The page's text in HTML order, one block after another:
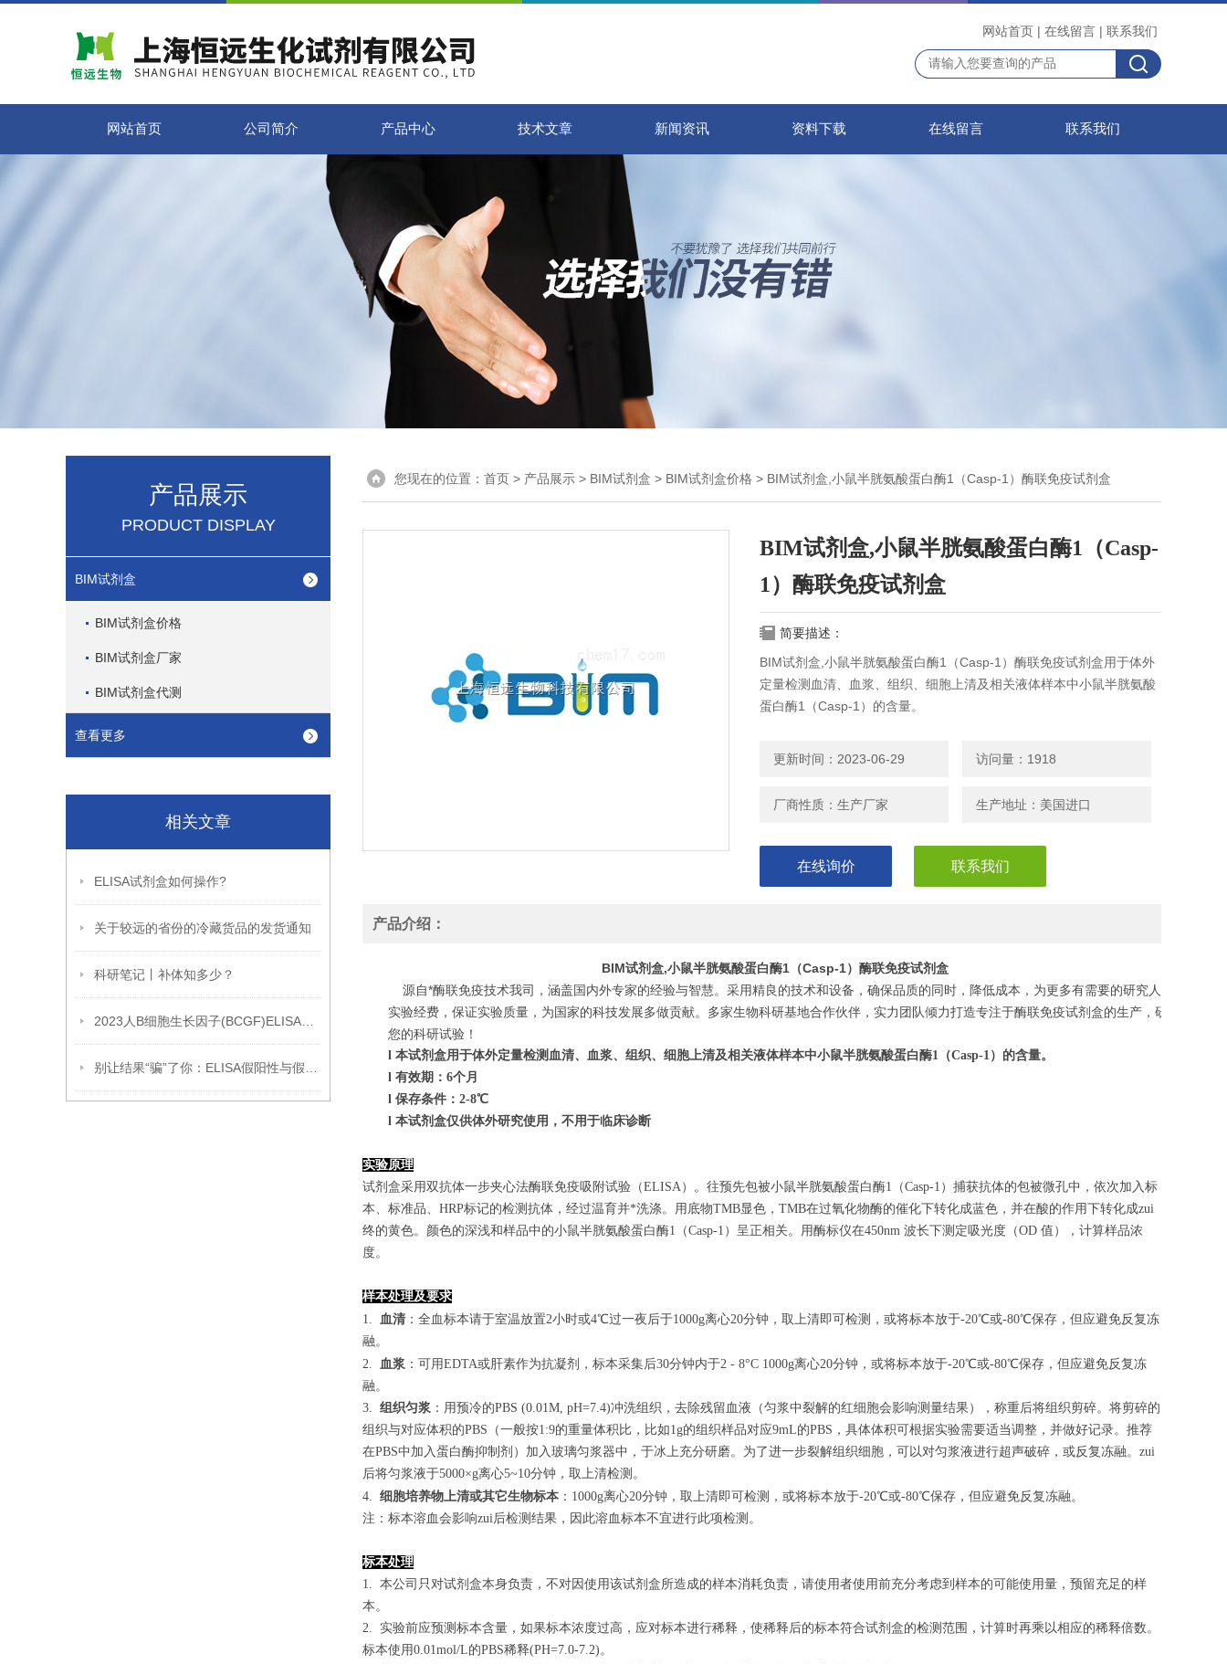
网站首页 | 在线留言 | 联系我们
网站首页 公司简介 产品中心 技术文章 新闻资讯 资料下载 在线留言 联系我们
产品展示
PRODUCT DISPLAY
BIM试剂盒
BIM试剂盒价格
BIM试剂盒厂家
BIM试剂盒代测
查看更多
相关文章
ELISA试剂盒如何操作?
关于较远的省份的冷藏货品的发货通知
科研笔记丨补体知多少？
您现在的位置： 首页 > 产品展示 > BIM试剂盒 > BIM试剂盒价格 > BIM试剂盒,小鼠半胱氨酸蛋白酶1（Casp-1）酶联免疫试剂盒
BIM试剂盒,小鼠半胱氨酸蛋白酶1（Casp-
1）酶联免疫试剂盒
简要描述：
BIM试剂盒,小鼠半胱氨酸蛋白酶1（Casp-1）酶联免疫试剂盒用于体外
定量检测血清、血浆、组织、细胞上清及相关液体样本中小鼠半胱氨酸
蛋白酶1（Casp-1）的含量。
更新时间：2023-06-29 访问量：1918
厂商性质：生产厂家 生产地址：美国进口
在线询价 联系我们
产品介绍：
BIM试剂盒,小鼠半胱氨酸蛋白酶1（Casp-1）酶联免疫试剂盒
源自*酶联免疫技术我司，涵盖国内外专家的经验与智慧。采用精良的技术和设备，确保品质的同时，降低成本，为更多有需要的研究人员，节省
实验经费，保证实验质量，为国家的科技发展多做贡献。多家生物科研基地合作伙伴，实力团队倾力打造专注于酶联免疫试剂盒的生产，研发，助力
您的科研试验！
l 本试剂盒用于体外定量检测血清、血浆、组织、细胞上清及相关液体样本中小鼠半胱氨酸蛋白酶1 （Casp-1）的含量。
l 有效期：6个月
l 保存条件： 2-8℃
l 本试剂盒仅供体外研究使用，不用于临床诊断
实验原理
试剂盒采用双抗体一步夹心法酶联免疫吸附试验（ELISA）。往预先包被小鼠半胱氨酸蛋白酶1（Casp-1）捕获抗体的包被微孔中，依次加入标
本、标准品、HRP标记的检测抗体，经过温育并*洗涤。用底物TMB显色，TMB在过氧化物酶的催化下转化成蓝色，并在酸的作用下转化成zui
终的黄色。颜色的深浅和样品中的小鼠半胱氨酸蛋白酶1（Casp-1）呈正相关。用酶标仪在450nm 波长下测定吸光度（OD 值），计算样品浓
度。
样本处理及要求
1. 血清 ：全血标本请于室温放置2小时或4℃过一夜后于1000g离心20分钟，取上清即可检测，或将标本放于-20℃或-80℃保存，但应避免反复冻
融。
2. 血浆 ：可用EDTA或肝素作为抗凝剂，标本采集后30分钟内于2 - 8°C 1000g离心20分钟，或将标本放于-20℃或-80℃保存，但应避免反复冻
融。
3. 组织匀浆 ：用预冷的PBS (0.01M, pH=7.4)冲洗组织，去除残留血液（匀浆中裂解的红细胞会影响测量结果），称重后将组织剪碎。将剪碎的
组织与对应体积的PBS（一般按1:9的重量体积比，比如1g的组织样品对应9mL的PBS，具体体积可根据实验需要适当调整，并做好记录。推荐
在PBS中加入蛋白酶抑制剂）加入玻璃匀浆器中，于冰上充分研磨。为了进一步裂解组织细胞，可以对匀浆液进行超声破碎，或反复冻融。zui
后将匀浆液于5000×g离心5~10分钟，取上清检测。
4. 细胞培养物上清或其它生物标本 ：1000g离心20分钟，取上清即可检测，或将标本放于-20℃或-80℃保存，但应避免反复冻融。
注：标本溶血会影响zui后检测结果，因此溶血标本不宜进行此项检测。
标本处理
1. 本公司只对试剂盒本身负责，不对因使用该试剂盒所造成的样本消耗负责，请使用者使用前充分考虑到样本的可能使用量，预留充足的样
本。
2. 实验前应预测标本含量，如果标本浓度过高，应对标本进行稀释，使稀释后的标本符合试剂盒的检测范围，计算时再乘以相应的稀释倍数。
标本使用0.01mol/L的PBS稀释(PH=7.0-7.2)。